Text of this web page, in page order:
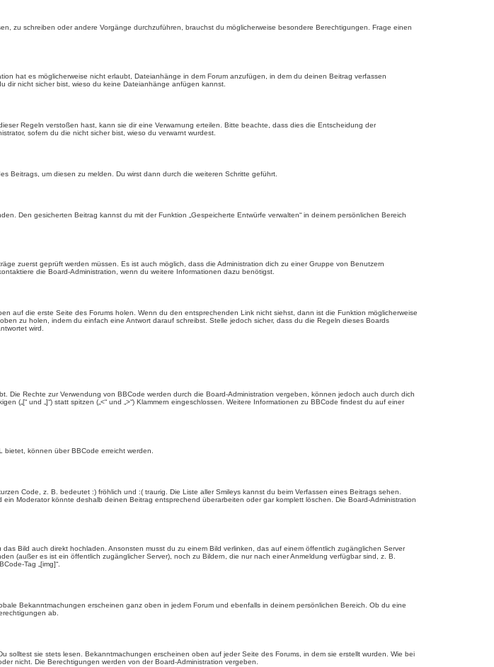
zu schreiben oder andere Vorgänge durchzuführen, brauchst du möglicherweise besondere Berechtigungen. Frage einen
hat es möglicherweise nicht erlaubt, Dateianhänge in dem Forum anzufügen, in dem du deinen Beitrag verfassen
dir nicht sicher bist, wieso du keine Dateianhänge anfügen kannst.
Regeln verstoßen hast, kann sie dir eine Verwarnung erteilen. Bitte beachte, dass dies die Entscheidung der
sofern du die nicht sicher bist, wieso du verwarnt wurdest.
Beitrags, um diesen zu melden. Du wirst dann durch die weiteren Schritte geführt.
Den gesicherten Beitrag kannst du mit der Funktion „Gespeicherte Entwürfe verwalten“ in deinem persönlichen Bereich
zuerst geprüft werden müssen. Es ist auch möglich, dass die Administration dich zu einer Gruppe von Benutzern
die Board-Administration, wenn du weitere Informationen dazu benötigst.
auf die erste Seite des Forums holen. Wenn du den entsprechenden Link nicht siehst, dann ist die Funktion möglicherweise
zu holen, indem du einfach eine Antwort darauf schreibst. Stelle jedoch sicher, dass du die Regeln dieses Boards
wird.
Die Rechte zur Verwendung von BBCode werden durch die Board-Administration vergeben, können jedoch auch durch dich
und „]“) statt spitzen („<“ und „>“) Klammern eingeschlossen. Weitere Informationen zu BBCode findest du auf einer
bietet, können über BBCode erreicht werden.
Code, z. B. bedeutet :) fröhlich und :( traurig. Die Liste aller Smileys kannst du beim Verfassen eines Beitrags sehen.
Moderator könnte deshalb deinen Beitrag entsprechend überarbeiten oder gar komplett löschen. Die Board-Administration
Bild auch direkt hochladen. Ansonsten musst du zu einem Bild verlinken, das auf einem öffentlich zugänglichen Server
(außer es ist ein öffentlich zugänglicher Server), noch zu Bildern, die nur nach einer Anmeldung verfügbar sind, z. B.
Tag „[img]“.
Bekanntmachungen erscheinen ganz oben in jedem Forum und ebenfalls in deinem persönlichen Bereich. Ob du eine
ab.
sie stets lesen. Bekanntmachungen erscheinen oben auf jeder Seite des Forums, in dem sie erstellt wurden. Wie bei
nicht. Die Berechtigungen werden von der Board-Administration vergeben.